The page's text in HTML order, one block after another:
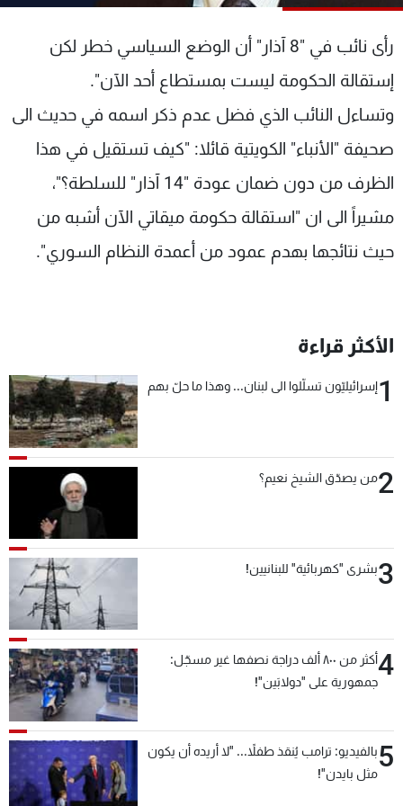
رأى نائب في "8 آذار" أن الوضع السياسي خطر لكن
إستقالة الحكومة ليست بمستطاع أحد الآن".
وتساءل النائب الذي فضل عدم ذكر اسمه في حديث الى
صحيفة "الأنباء" الكويتية قائلا: "كيف تستقيل في هذا
الظرف من دون ضمان عودة "14 آذار" للسلطة؟"،
مشيراً الى ان "استقالة حكومة ميقاتي الآن أشبه من
حيث نتائجها بهدم عمود من أعمدة النظام السوري".
الأكثر قراءة
1إسرائيليّون تسلّلوا الى لبنان... وهذا ما حلّ بهم
2من يصدّق الشيخ نعيم؟
3بشرى "كهربائية" للبنانيين!
4
أكثر من ٨٠٠ ألف دراجة نصفها غير مسجّل:
جمهورية على "دولابَين"!
5بالفيديو: ترامب يُنقذ طفلاً... "لا أريده أن يكون
مثل بايدن"!
الترددات
الإنـتـاج
لاعلاناتكم
تواصل معنا
شروط الإسـتخدام
سياسة الخصوصية